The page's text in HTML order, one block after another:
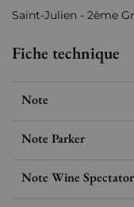
Saint-Julien - 2ème
Fiche technique
Note
Note Parker
Note Wine Spectator